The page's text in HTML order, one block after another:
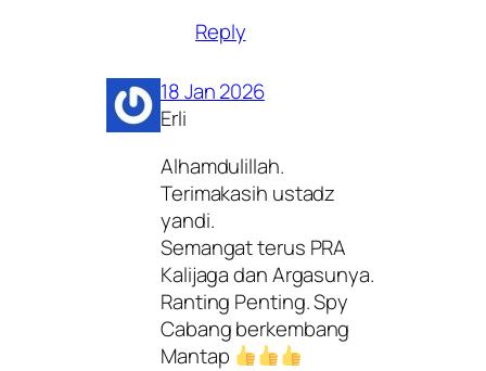
Reply
18 Jan 2026
Erli
Alhamdulillah.
Terimakasih ustadz
yandi.
Semangat terus PRA
Kalijaga dan Argasunya.
Ranting Penting. Spy
Cabang berkembang
Mantap